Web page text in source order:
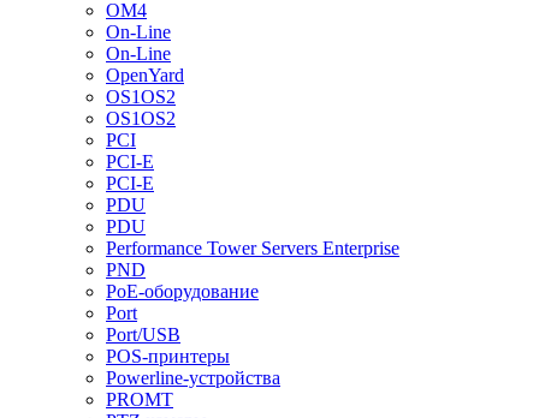
OM4
On-Line
On-Line
OpenYard
OS1OS2
OS1OS2
PCI
PCI-E
PCI-E
PDU
PDU
Performance Tower Servers Enterprise
PND
PoE-оборудование
Port
Port/USB
POS-принтеры
Powerline-устройства
PROMT